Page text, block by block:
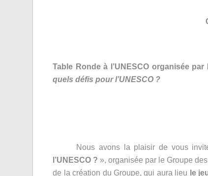
Table Ronde à l’UNESCO organisée
quels défis pour l’UNESCO ?
Nous avons la plaisir de vous
l’UNESCO ? », organisée par le Groupe
de la création du Groupe, qui aura lieu le